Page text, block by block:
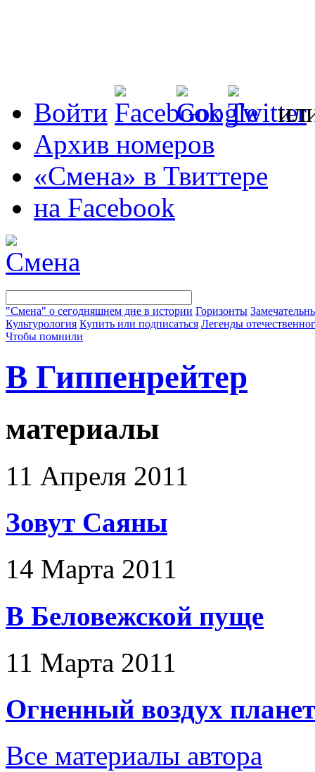
Войти
Архив номеров
«Смена» в Твиттере
на Facebook
"Смена" о сегодняшнем дне в истории Горизонты
Культурология Купить или подписаться Легенды
Чтобы помнили
В Гиппенрейтер
материалы
11 Апреля 2011
Зовут Саяны
14 Марта 2011
В Беловежской пуще
11 Марта 2011
Огненный воздух
Все материалы автора